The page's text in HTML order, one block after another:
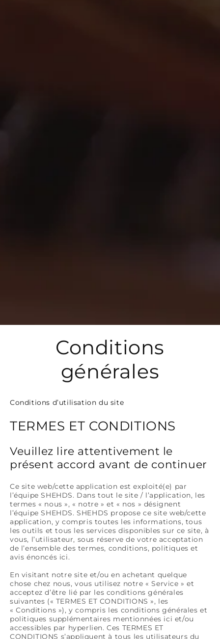
Conditions
générales
Conditions d’utilisation du site
TERMES ET CONDITIONS
Veuillez lire attentivement le
présent accord avant de continuer
Ce site web/cette application est exploité(e) par
l’équipe SHEHDS. Dans tout le site / l’application, les
termes « nous », « notre » et « nos » désignent
l’équipe SHEHDS. SHEHDS propose ce site web/cette
application, y compris toutes les informations, tous
les outils et tous les services disponibles sur ce site, à
vous, l’utilisateur, sous réserve de votre acceptation
de l’ensemble des termes, conditions, politiques et
avis énoncés ici.
En visitant notre site et/ou en achetant quelque
chose chez nous, vous utilisez notre « Service » et
acceptez d’être lié par les conditions générales
suivantes (« TERMES ET CONDITIONS », les
« Conditions »), y compris les conditions générales et
politiques supplémentaires mentionnées ici et/ou
accessibles par hyperlien. Ces TERMES ET
CONDITIONS s’appliquent à tous les utilisateurs du